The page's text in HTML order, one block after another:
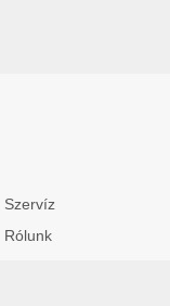
Szervíz
Rólunk